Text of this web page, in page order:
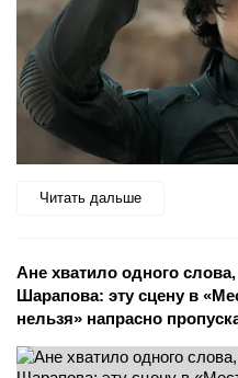
Читать дальше
Ане хватило одного
Шарапова: эту сцену в
нельзя» напрасно